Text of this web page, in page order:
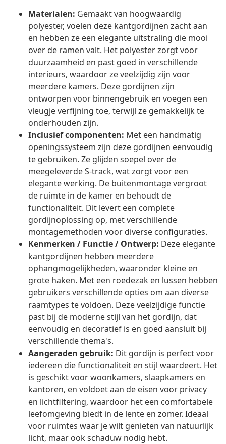
Materialen: Gemaakt van hoogwaardig
polyester, voelen deze kantgordijnen zacht aan
en hebben ze een elegante uitstraling die mooi
over de ramen valt. Het polyester zorgt voor
duurzaamheid en past goed in verschillende
interieurs, waardoor ze veelzijdig zijn voor
meerdere kamers. Deze gordijnen zijn
ontworpen voor binnengebruik en voegen een
vleugje verfijning toe, terwijl ze gemakkelijk te
onderhouden zijn.
Inclusief componenten: Met een handmatig
openingssysteem zijn deze gordijnen eenvoudig
te gebruiken. Ze glijden soepel over de
meegeleverde S-track, wat zorgt voor een
elegante werking. De buitenmontage vergroot
de ruimte in de kamer en behoudt de
functionaliteit. Dit levert een complete
gordijnoplossing op, met verschillende
montagemethoden voor diverse configuraties.
Kenmerken / Functie / Ontwerp: Deze elegante
kantgordijnen hebben meerdere
ophangmogelijkheden, waaronder kleine en
grote haken. Met een roedezak en lussen hebben
gebruikers verschillende opties om aan diverse
raamtypes te voldoen. Deze veelzijdige functie
past bij de moderne stijl van het gordijn, dat
eenvoudig en decoratief is en goed aansluit bij
verschillende thema's.
Aangeraden gebruik: Dit gordijn is perfect voor
iedereen die functionaliteit en stijl waardeert. Het
is geschikt voor woonkamers, slaapkamers en
kantoren, en voldoet aan de eisen voor privacy
en lichtfiltering, waardoor het een comfortabele
leefomgeving biedt in de lente en zomer. Ideaal
voor ruimtes waar je wilt genieten van natuurlijk
licht, maar ook schaduw nodig hebt.